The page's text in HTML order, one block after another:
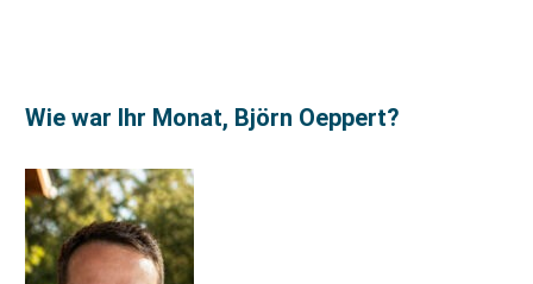
Wie war Ihr Monat, Björn Oeppert?